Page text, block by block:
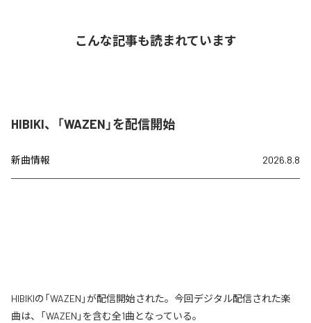
こんな記事も読まれています
HIBIKI、「WAZEN」を配信開始
新曲情報 2026.8.8
HIBIKIの「WAZEN」が配信開始された。今回デジタル配信された楽
曲は、「WAZEN」を含む全1曲となっている。